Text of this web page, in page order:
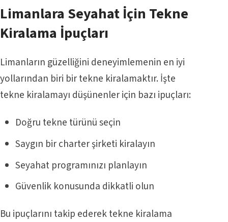
Limanlara Seyahat İçin Tekne
Kiralama İpuçları
Limanların güzelliğini deneyimlemenin en iyi
yollarından biri bir tekne kiralamaktır. İşte
tekne kiralamayı düşünenler için bazı ipuçları:
Doğru tekne türünü seçin
Saygın bir charter şirketi kiralayın
Seyahat programınızı planlayın
Güvenlik konusunda dikkatli olun
Bu ipuçlarını takip ederektekne kiralama